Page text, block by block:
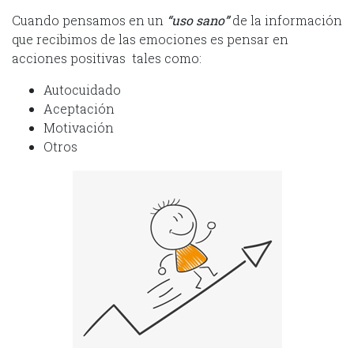
Cuando pensamos en un “uso sano”de la información
que recibimos de las emociones es pensar en
acciones positivas tales como:
Autocuidado
Aceptación
Motivación
Otros